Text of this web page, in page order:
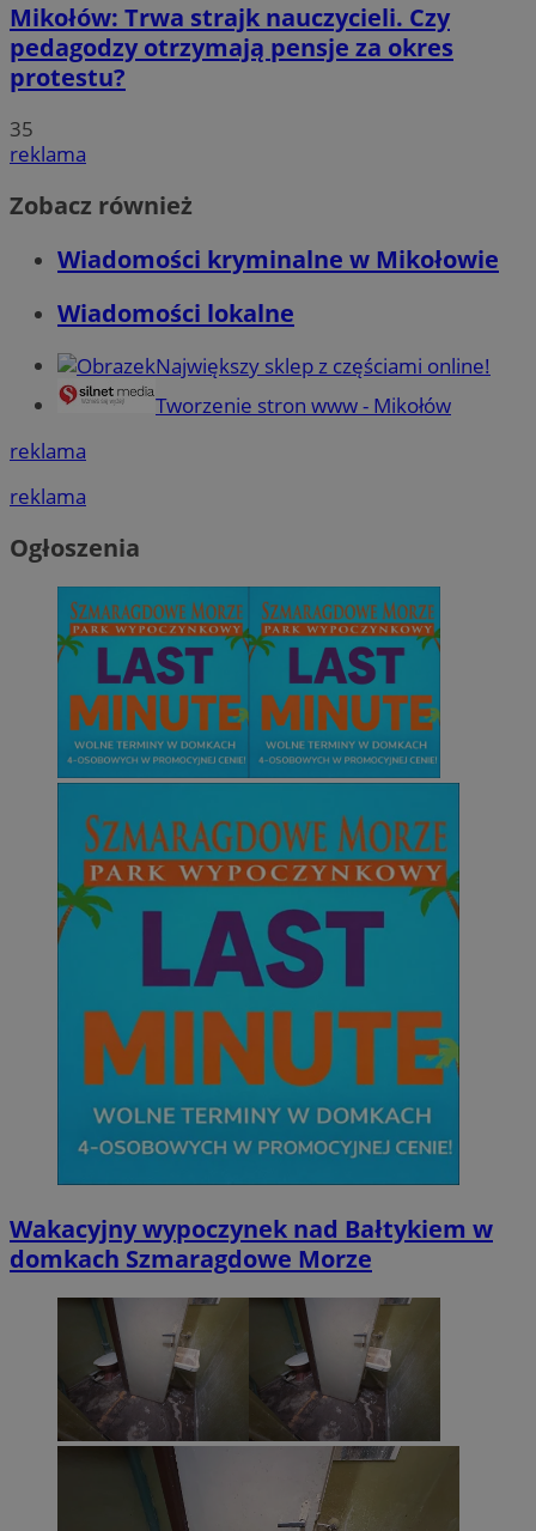
Mikołów: Trwa strajk nauczycieli. Czy
pedagodzy otrzymają pensje za okres
protestu?
35
reklama
Zobacz również
Wiadomości kryminalne w Mikołowie
Wiadomości lokalne
Największy sklep z częściami online!
Tworzenie stron www - Mikołów
reklama
reklama
Ogłoszenia
Wakacyjny wypoczynek nad Bałtykiem w
domkach Szmaragdowe Morze